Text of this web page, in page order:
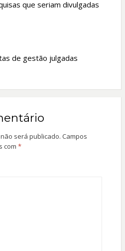
que seriam divulgadas
de gestão julgadas
será publicado. Campos
com *